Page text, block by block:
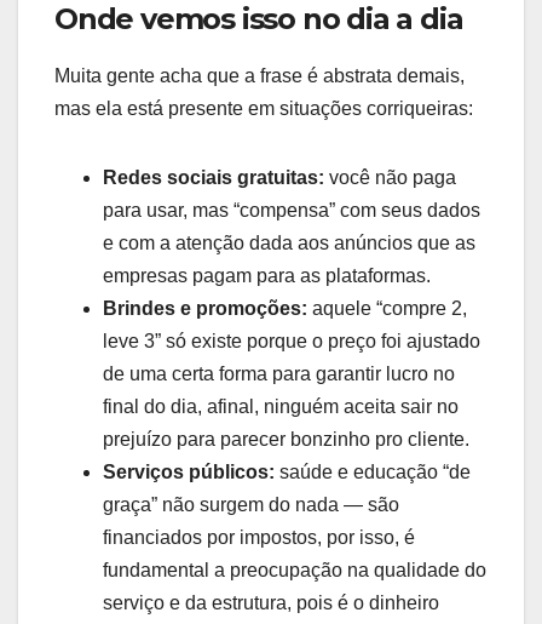
Onde vemos isso no dia a dia
Muita gente acha que a frase é abstrata demais,
mas ela está presente em situações corriqueiras:
Redes sociais gratuitas: você não paga
para usar, mas “compensa” com seus dados
e com a atenção dada aos anúncios que as
empresas pagam para as plataformas.
Brindes e promoções: aquele “compre 2,
leve 3” só existe porque o preço foi ajustado
de uma certa forma para garantir lucro no
final do dia, afinal, ninguém aceita sair no
prejuízo para parecer bonzinho pro cliente.
Serviços públicos: saúde e educação “de
graça” não surgem do nada — são
financiados por impostos, por isso, é
fundamental a preocupação na qualidade do
serviço e da estrutura, pois é o dinheiro